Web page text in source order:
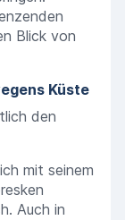
Blick von
Küste
den
mit seinem
Auch in